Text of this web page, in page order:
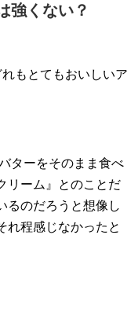
強くない？
もとてもおいしいア
ターをそのまま食べ
リーム』とのことだ
るのだろうと想像し
れ程感じなかったと